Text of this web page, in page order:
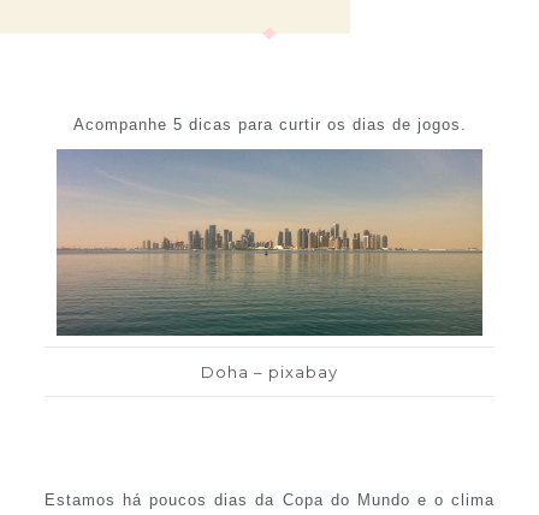
Acompanhe 5 dicas para curtir os dias de jogos.
Doha – pixabay
Estamos há poucos dias da Copa do Mundo e o clima